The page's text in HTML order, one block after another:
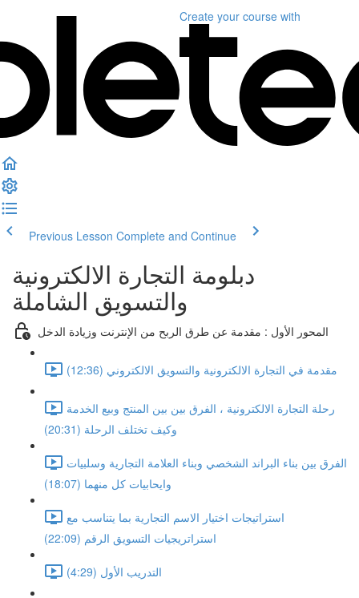
Create your course with
Previous Lesson Complete and Continue
دبلومة التجارة الالكترونية
والتسويق الشاملة
المحور الأول : مقدمة عن طرق الربح من الإنترنت وزيادة الدخل
مقدمة في التجارة الالكترونية والتسويق الالكتروني (12:36)
رحلة التجارة الالكترونية ، الفرق بين بين المنتج وبيع الخدمة
وكيف تختلف الرحلة (20:31)
الفرق بين بناء البراند الشخصي وبناء العلامة التجارية وسلبيات
وايحابيات كل منهما (18:07)
استراتيجات اختيار الاسم التجارية بما يتناسب مع
استراتريجيات التسويق الرقم (22:09)
التدريب الأول (4:29)